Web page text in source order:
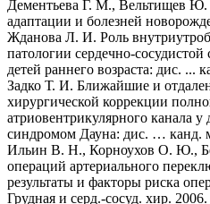
Дементьева Г. М., Вельтищев
адаптации и болезней
Жданова Л. И. Роль
патологии сердечно-
детей раннего возраста: дис. ...
Задко Т. И. Ближайшие и
хирургической коррекции
атриовентрикулярного канала
синдромом Дауна: дис. … канд.
Ильин В. Н., Корноухов О. Ю.,
операций артериального
результаты и факторы риска
Грудная и серд.-сосуд. хир.